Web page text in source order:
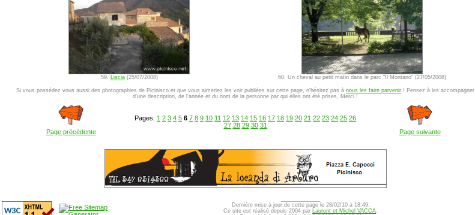
59. Liscia(25/07/2008) 60. Un cheval au petit matin dans le parc "Il Montano" (27/05/2008)
Si vous possédez vous aussi des photographies de Picinisco et que vous aimeriez les voir publiées sur cette page, n'hésitez pas à nous les faire parvenir ! Pensez à les accompagner
d'une description, de l'année et du nom de la personne par qui elles ont été prises, Merci !
Page précédente
Pages: 1 2 3 4 5 6 7 8 9 10 11 12 13 14 15 16 17 18 19 20 21 22 23 24 25 26
27 28 29 30 31
Page suivante
Dernière mise à jour de cette page le 28/02/10 à 18:49.
Ce site est réalisé depuis 2004 par Laurent et Michel VACCA.